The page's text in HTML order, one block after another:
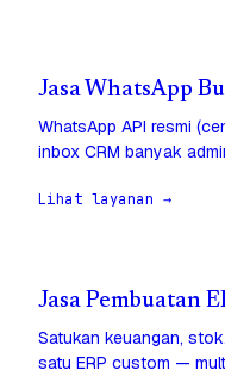
Jasa WhatsApp
WhatsApp API resmi
inbox CRM banyak
Lihat layanan →
Jasa Pembuatan
Satukan keuangan,
satu ERP custom —